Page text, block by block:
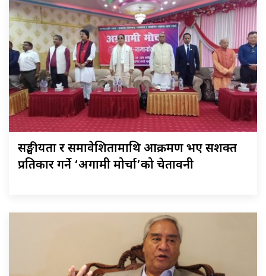
सङ्घीयता र समावेशितामाथि आक्रमण भए सशक्त
प्रतिकार गर्ने ‘अग्रगामी मोर्चा’को चेतावनी